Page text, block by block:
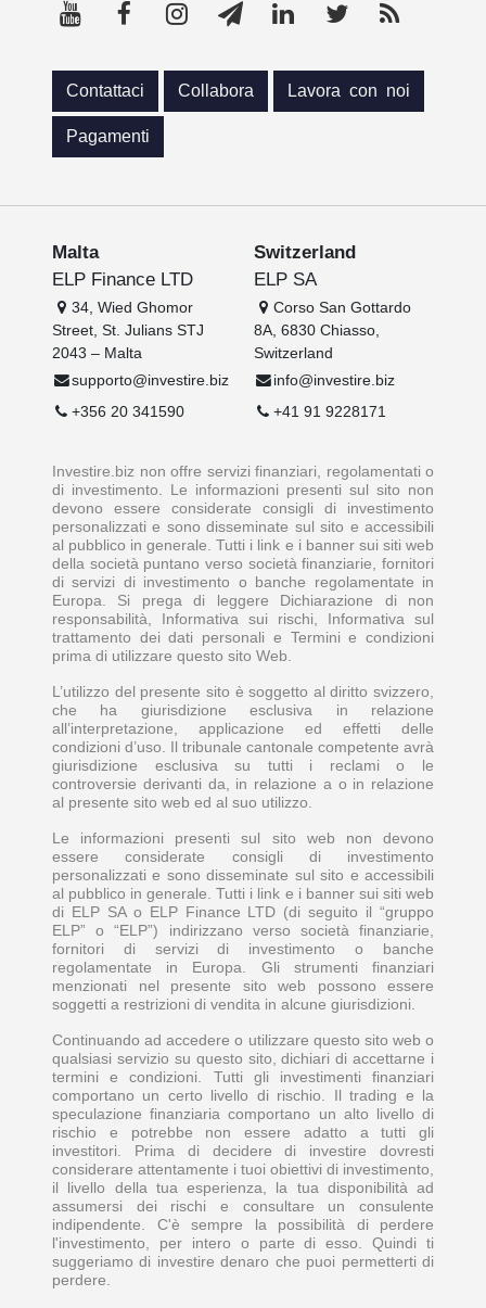
Contattaci Collabora Lavora con noi
Pagamenti
Malta
ELP Finance LTD
34, Wied Ghomor
Street, St. Julians STJ
2043 – Malta
supporto@investire.biz
+356 20 341590
Switzerland
ELP SA
Corso San Gottardo
8A, 6830 Chiasso,
Switzerland
info@investire.biz
+41 91 9228171
Investire.biz non offre servizi finanziari, regolamentati o
di investimento. Le informazioni presenti sul sito non
devono essere considerate consigli di investimento
personalizzati e sono disseminate sul sito e accessibili
al pubblico in generale. Tutti i link e i banner sui siti web
della società puntano verso società finanziarie, fornitori
di servizi di investimento o banche regolamentate in
Europa. Si prega di leggere Dichiarazione di non
responsabilità, Informativa sui rischi, Informativa sul
trattamento dei dati personali e Termini e condizioni
prima di utilizzare questo sito Web.
L’utilizzo del presente sito è soggetto al diritto svizzero,
che ha giurisdizione esclusiva in relazione
all’interpretazione, applicazione ed effetti delle
condizioni d’uso. Il tribunale cantonale competente avrà
giurisdizione esclusiva su tutti i reclami o le
controversie derivanti da, in relazione a o in relazione
al presente sito web ed al suo utilizzo.
Le informazioni presenti sul sito web non devono
essere considerate consigli di investimento
personalizzati e sono disseminate sul sito e accessibili
al pubblico in generale. Tutti i link e i banner sui siti web
di ELP SA o ELP Finance LTD (di seguito il “gruppo
ELP” o “ELP”) indirizzano verso società finanziarie,
fornitori di servizi di investimento o banche
regolamentate in Europa. Gli strumenti finanziari
menzionati nel presente sito web possono essere
soggetti a restrizioni di vendita in alcune giurisdizioni.
Continuando ad accedere o utilizzare questo sito web o
qualsiasi servizio su questo sito, dichiari di accettarne i
termini e condizioni. Tutti gli investimenti finanziari
comportano un certo livello di rischio. Il trading e la
speculazione finanziaria comportano un alto livello di
rischio e potrebbe non essere adatto a tutti gli
investitori. Prima di decidere di investire dovresti
considerare attentamente i tuoi obiettivi di investimento,
il livello della tua esperienza, la tua disponibilità ad
assumersi dei rischi e consultare un consulente
indipendente. C'è sempre la possibilità di perdere
l'investimento, per intero o parte di esso. Quindi ti
suggeriamo di investire denaro che puoi permetterti di
perdere.